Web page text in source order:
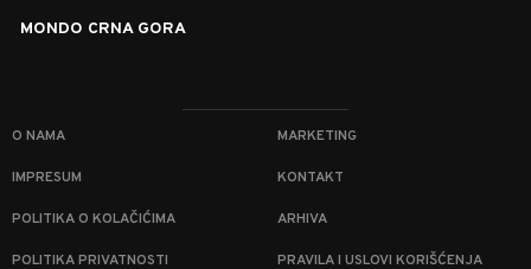
MONDO CRNA GORA
O NAMA MARKETING
IMPRESUM KONTAKT
POLITIKA O KOLAČIĆIMA ARHIVA
POLITIKA PRIVATNOSTI PRAVILA I USLOVI KORIŠĆENJA